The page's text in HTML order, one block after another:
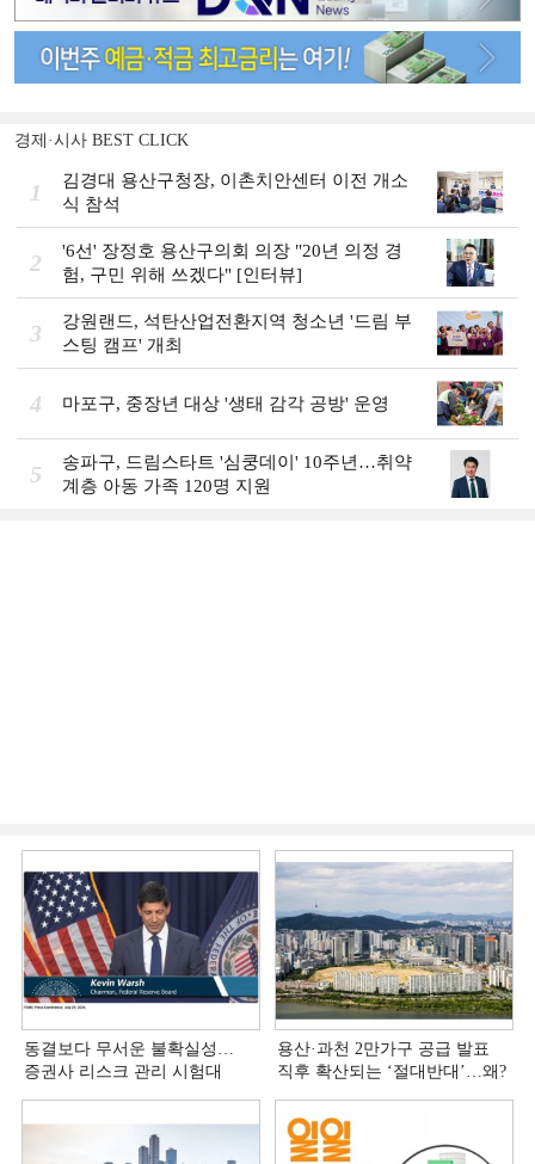
경제·시사 BEST CLICK
1
김경대 용산구청장, 이촌치안센터 이전 개소
식 참석
2
'6선' 장정호 용산구의회 의장 "20년 의정 경
험, 구민 위해 쓰겠다" [인터뷰]
3
강원랜드, 석탄산업전환지역 청소년 '드림 부
스팅 캠프' 개최
4 마포구, 중장년 대상 '생태 감각 공방' 운영
5
송파구, 드림스타트 '심쿵데이' 10주년…취약
계층 아동 가족 120명 지원
동결보다 무서운 불확실성…
증권사 리스크 관리 시험대
용산·과천 2만가구 공급 발표
직후 확산되는 ‘절대반대’…왜?